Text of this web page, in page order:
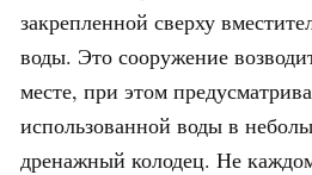
закрепленной сверху
воды. Это сооружение
месте, при этом
использованной воды в
дренажный колодец. Не